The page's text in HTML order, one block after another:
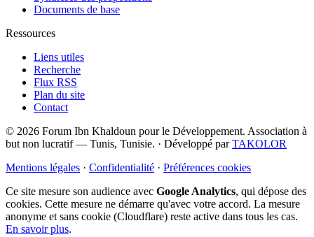
Documents de base
Ressources
Liens utiles
Recherche
Flux RSS
Plan du site
Contact
© 2026 Forum Ibn Khaldoun pour le Développement. Association à
but non lucratif — Tunis, Tunisie. · Développé parTAKOLOR
Mentions légales · Confidentialité · Préférences cookies
Ce site mesure son audience avec Google Analytics, qui dépose des
cookies. Cette mesure ne démarre qu'avec votre accord. La mesure
anonyme et sans cookie (Cloudflare) reste active dans tous les cas.
En savoir plus.